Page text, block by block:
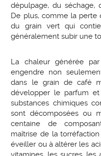
dépulpage, du séchage,
De plus, comme la perte
du grain vert qui
généralement subir une
La chaleur générée
engendre non
dans le grain de café
développer le parfum
substances chimiques
sont décomposées ou
centaine de
maîtrise de la
éveiller ou à altérer les